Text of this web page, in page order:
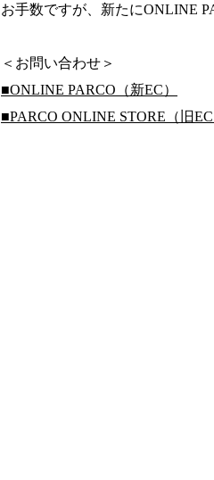
お手数ですが、新たにONLINE
＜お問い合わせ＞
■ONLINE PARCO（新EC）
■PARCO ONLINE STORE（旧EC